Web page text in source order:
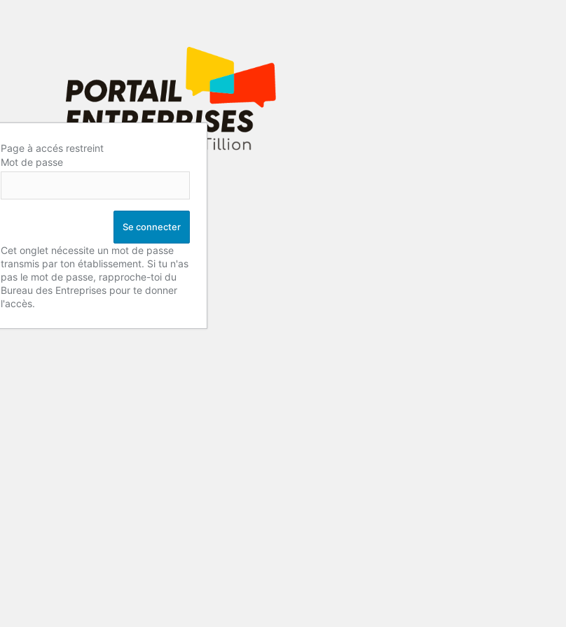
Page à accés restreint
Mot de passe
Cet onglet nécessite un mot de passe
transmis par ton établissement. Si tu n'as
pas le mot de passe, rapproche-toi du
Bureau des Entreprises pour te donner
l'accès.